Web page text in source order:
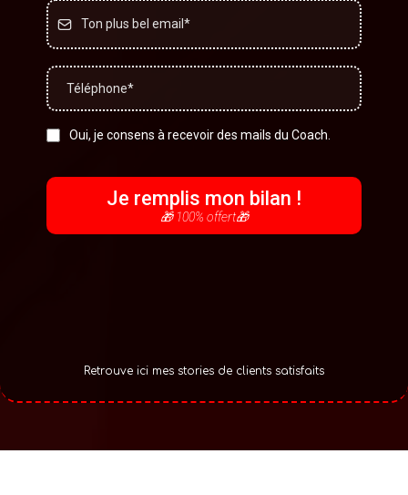
Oui, je consens à recevoir des mails du Coach.
Je remplis mon bilan !
🎁 100% offert🎁
Retrouve ici mes stories de clients satisfaits